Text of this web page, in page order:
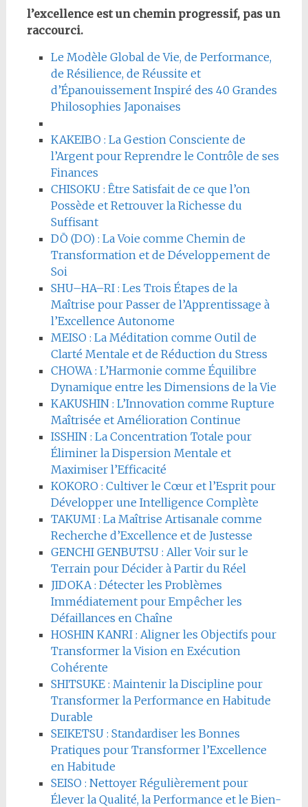
l’excellence est un chemin progressif, pas un
raccourci.
Le Modèle Global de Vie, de Performance,
de Résilience, de Réussite et
d’Épanouissement Inspiré des 40 Grandes
Philosophies Japonaises
KAKEIBO : La Gestion Consciente de
l’Argent pour Reprendre le Contrôle de ses
Finances
CHISOKU : Être Satisfait de ce que l’on
Possède et Retrouver la Richesse du
Suffisant
DŌ (DO) : La Voie comme Chemin de
Transformation et de Développement de
Soi
SHU–HA–RI : Les Trois Étapes de la
Maîtrise pour Passer de l’Apprentissage à
l’Excellence Autonome
MEISO : La Méditation comme Outil de
Clarté Mentale et de Réduction du Stress
CHOWA : L’Harmonie comme Équilibre
Dynamique entre les Dimensions de la Vie
KAKUSHIN : L’Innovation comme Rupture
Maîtrisée et Amélioration Continue
ISSHIN : La Concentration Totale pour
Éliminer la Dispersion Mentale et
Maximiser l’Efficacité
KOKORO : Cultiver le Cœur et l’Esprit pour
Développer une Intelligence Complète
TAKUMI : La Maîtrise Artisanale comme
Recherche d’Excellence et de Justesse
GENCHI GENBUTSU : Aller Voir sur le
Terrain pour Décider à Partir du Réel
JIDOKA : Détecter les Problèmes
Immédiatement pour Empêcher les
Défaillances en Chaîne
HOSHIN KANRI : Aligner les Objectifs pour
Transformer la Vision en Exécution
Cohérente
SHITSUKE : Maintenir la Discipline pour
Transformer la Performance en Habitude
Durable
SEIKETSU : Standardiser les Bonnes
Pratiques pour Transformer l’Excellence
en Habitude
SEISO : Nettoyer Régulièrement pour
Élever la Qualité, la Performance et le Bien-